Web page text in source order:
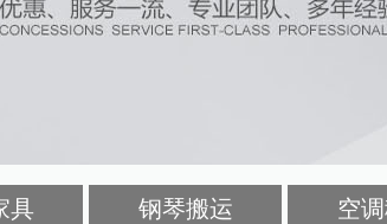
具 钢琴搬运 空